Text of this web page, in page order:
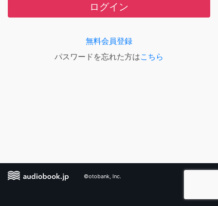
ログイン
無料会員登録
パスワードを忘れた方はこちら
©otobank, Inc.